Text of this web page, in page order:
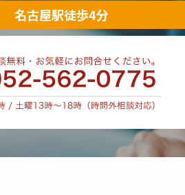
法第１４３条 水道により公衆に供給する
７年以下の懲役に処する。 【法定刑】 ６
刑法第１３４条 第１項 医師、薬剤師、医薬
ないのに、その業務上取り扱ったことにつ
しんしょかいふうざい）
法第１３３条 正当な理由がないのに、封
】 １年以下の懲役又は２０万円以下の罰金
名古屋駅徒歩4分